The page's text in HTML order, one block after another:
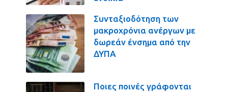
Συνταξιοδότηση των
μακροχρόνια ανέργων με
δωρεάν ένσημα από την
ΔΥΠΑ
Ποιες ποινές γράφονται